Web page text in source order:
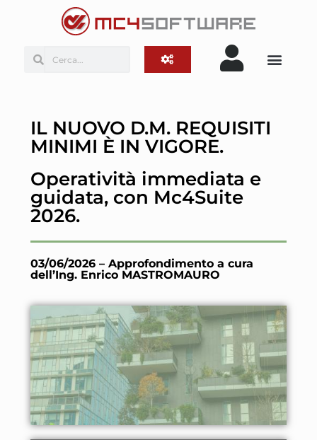
IL NUOVO D.M. REQUISITI
MINIMI È IN VIGORE.
Operatività immediata e
guidata, con Mc4Suite
2026.
03/06/2026 – Approfondimento a cura
dell’Ing. Enrico MASTROMAURO